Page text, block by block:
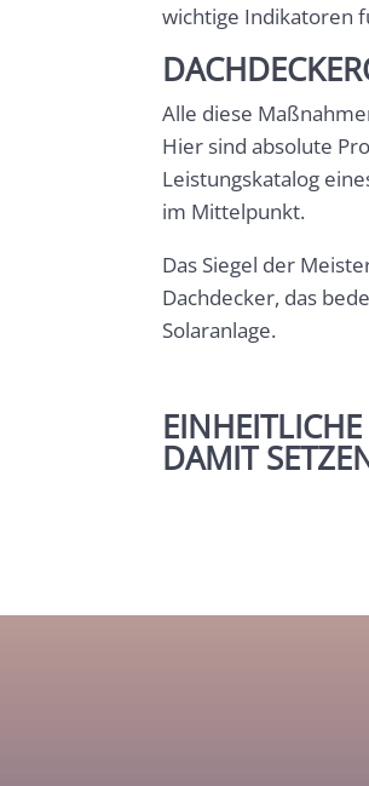
wichtige Indikatoren
Alle diese
Hier sind absolute
Leistungskatalog
im Mittelpunkt.
Das Siegel der
Dachdecker, das
Solaranlage.
DAMIT